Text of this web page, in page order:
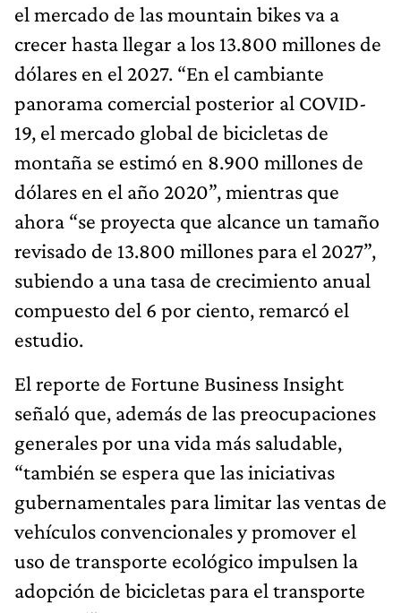
el mercado de las mountain bikes va a
crecer hasta llegar a los 13.800 millones de
dólares en el 2027. “En el cambiante
panorama comercial posterior al COVID-
19, el mercado global de bicicletas de
montaña se estimó en 8.900 millones de
dólares en el año 2020”, mientras que
ahora “se proyecta que alcance un tamaño
revisado de 13.800 millones para el 2027”,
subiendo a una tasa de crecimiento anual
compuesto del 6 por ciento, remarcó el
estudio.
El reporte de Fortune Business Insight
señaló que, además de las preocupaciones
generales por una vida más saludable,
“también se espera que las iniciativas
gubernamentales para limitar las ventas de
vehículos convencionales y promover el
uso de transporte ecológico impulsen la
adopción de bicicletas para el transporte